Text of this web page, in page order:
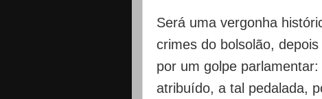
Será uma vergonha
crimes do bolsolão,
por um golpe
atribuído, a tal pedalada,